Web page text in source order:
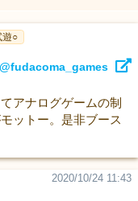
遊○
@fudacoma_games
アナログゲームの制
ットー。是非ブース
2020/10/24 11:43